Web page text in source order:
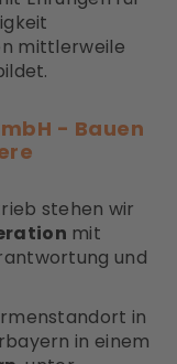
mittlerweile
- Bauen
stehen wir
mit
und
in
in einem